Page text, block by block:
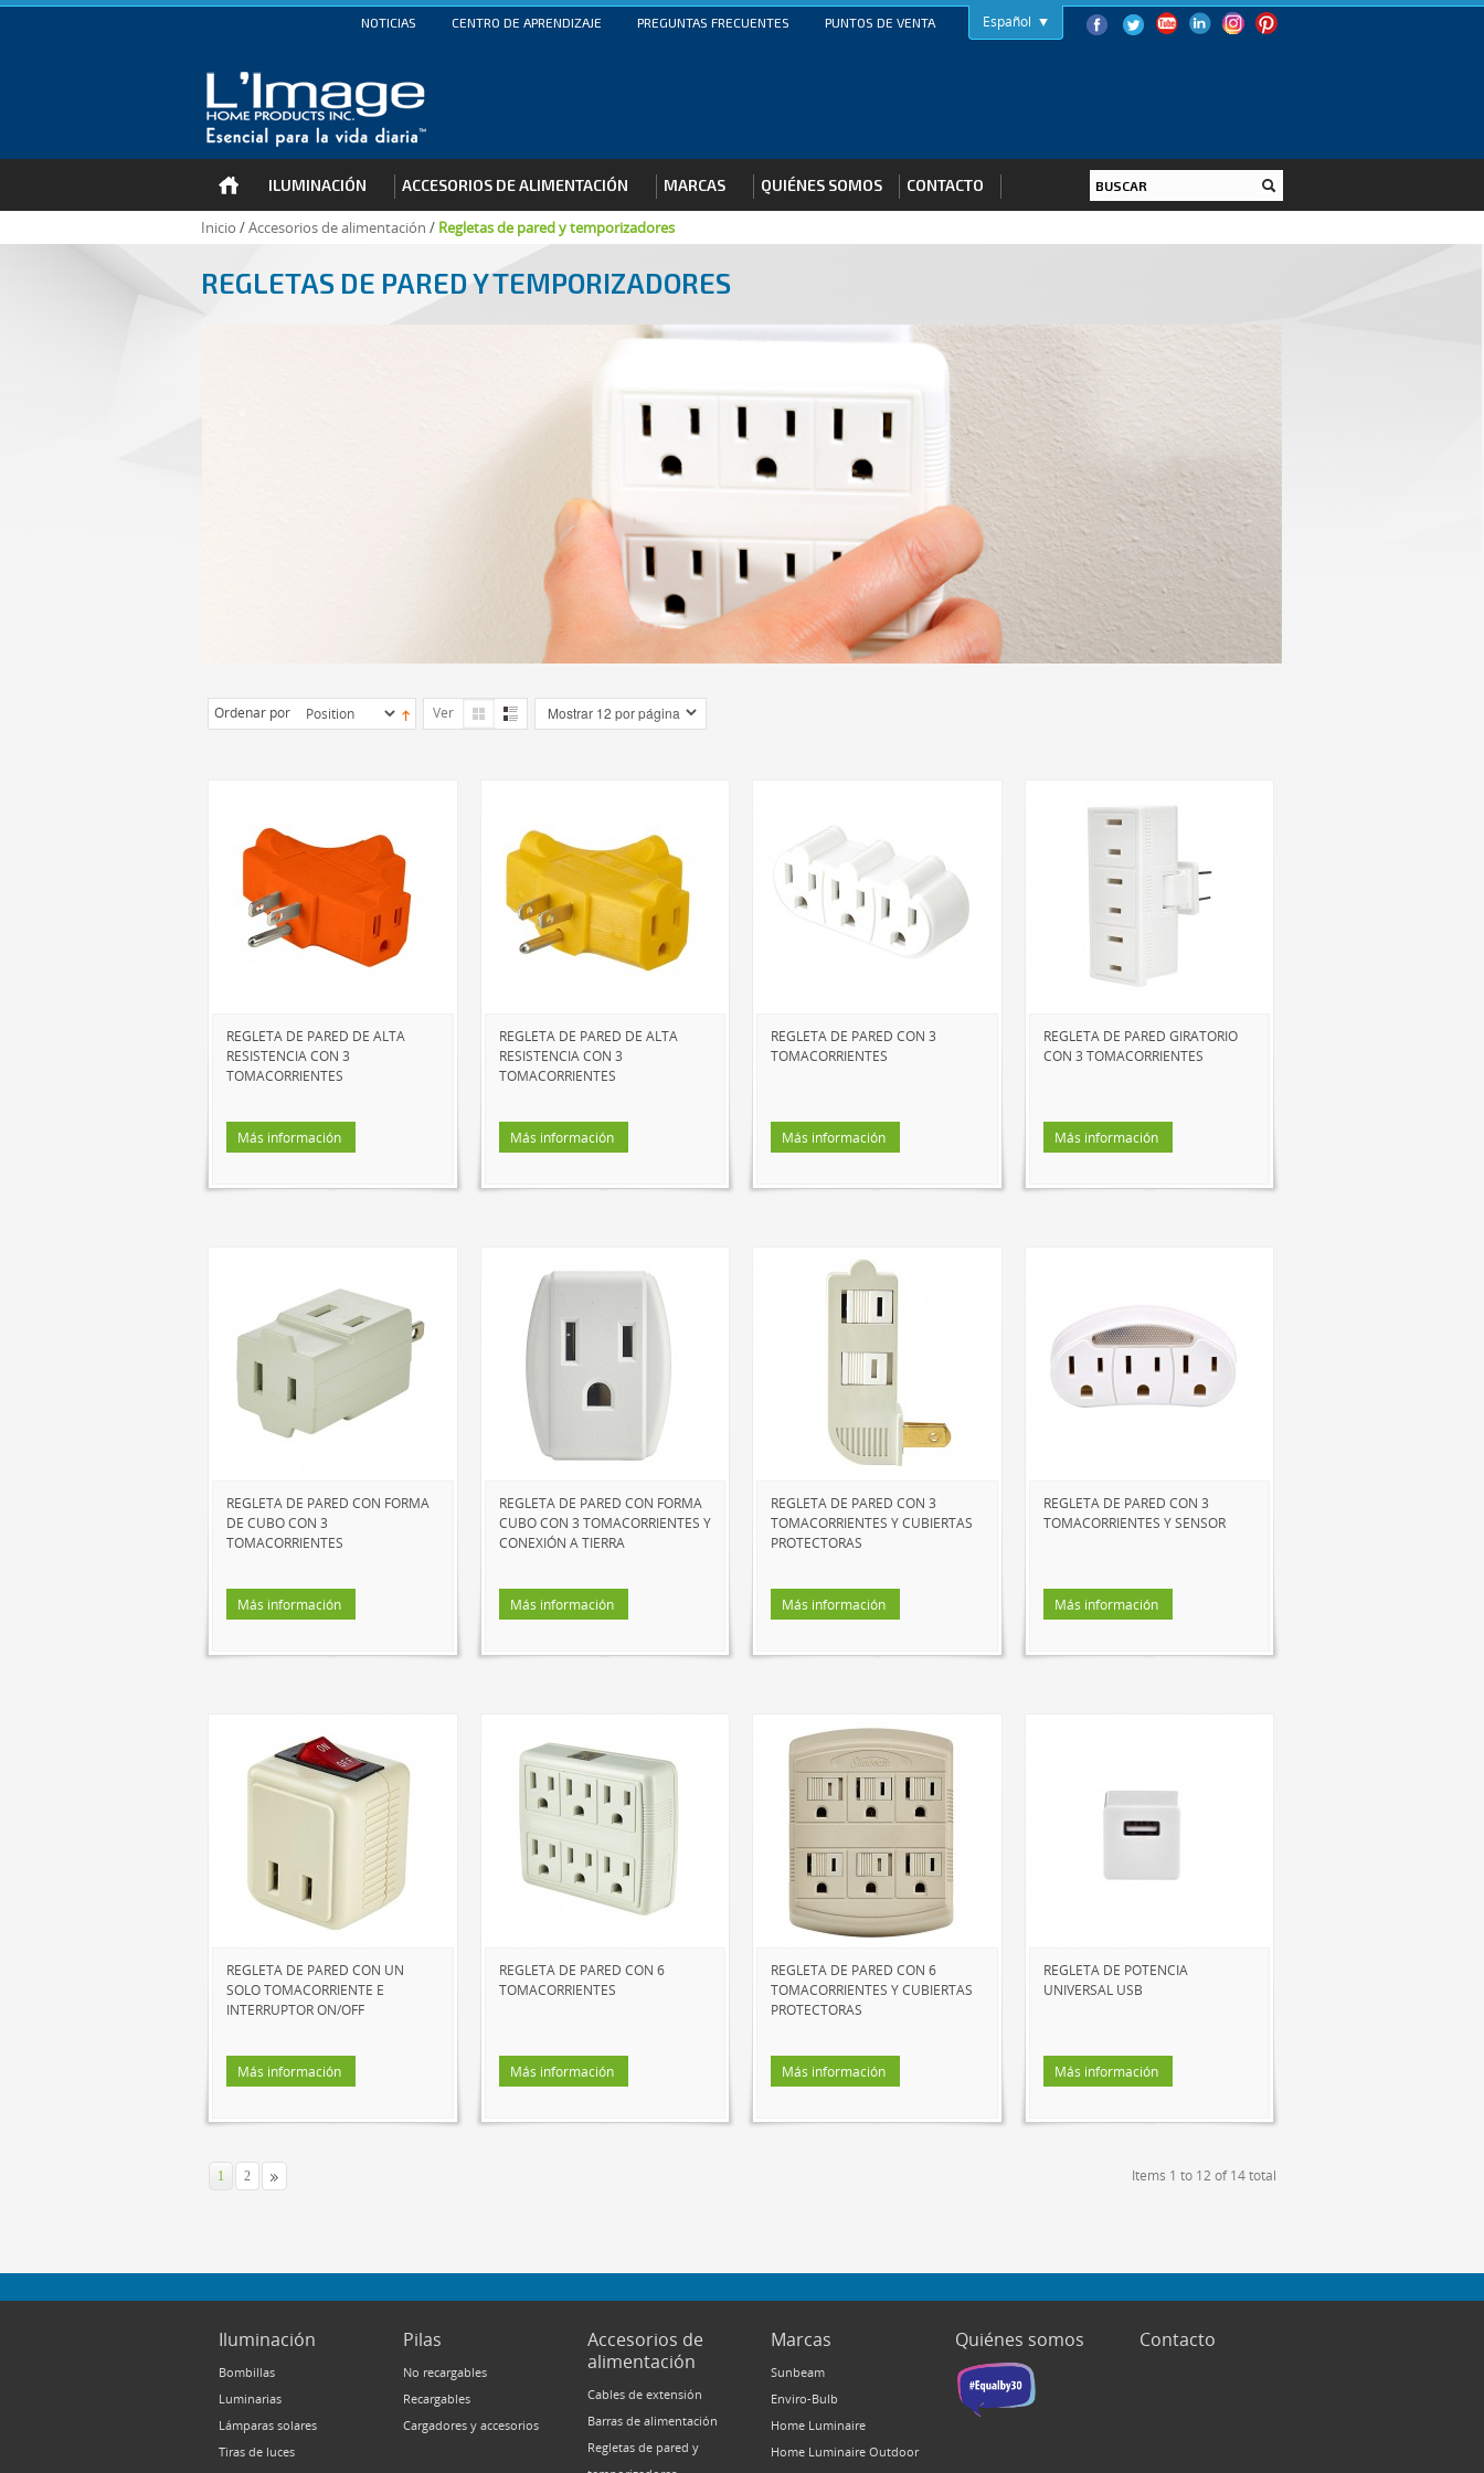
Español
NOTICIAS CENTRO DE APRENDIZAJE PREGUNTAS FRECUENTES PUNTOS DE VENTA
ILUMINACIÓN ACCESORIOS DE ALIMENTACIÓN MARCAS QUIÉNES SOMOS CONTACTO
Inicio /Accesorios de alimentación / Regletas de pared y temporizadores
REGLETAS DE PARED Y TEMPORIZADORES
Ordenar por Ver
REGLETA DE PARED DE ALTA
RESISTENCIA CON 3
TOMACORRIENTES
Más información
REGLETA DE PARED DE ALTA
RESISTENCIA CON 3
TOMACORRIENTES
Más información
REGLETA DE PARED CON 3
TOMACORRIENTES
Más información
REGLETA DE PARED GIRATORIO
CON 3 TOMACORRIENTES
Más información
REGLETA DE PARED CON FORMA
DE CUBO CON 3
TOMACORRIENTES
Más información
REGLETA DE PARED CON FORMA
CUBO CON 3 TOMACORRIENTES Y
CONEXIÓN A TIERRA
Más información
REGLETA DE PARED CON 3
TOMACORRIENTES Y CUBIERTAS
PROTECTORAS
Más información
REGLETA DE PARED CON 3
TOMACORRIENTES Y SENSOR
Más información
REGLETA DE PARED CON UN
SOLO TOMACORRIENTE E
INTERRUPTOR ON/OFF
Más información
REGLETA DE PARED CON 6
TOMACORRIENTES
Más información
REGLETA DE PARED CON 6
TOMACORRIENTES Y CUBIERTAS
PROTECTORAS
Más información
REGLETA DE POTENCIA
UNIVERSAL USB
Más información
Items 1 to 12 of 14 total
1 2
Iluminación
Bombillas
Luminarias
Lámparas solares
Tiras de luces
Pilas
No recargables
Recargables
Cargadores y accesorios
Accesorios de
alimentación
Cables de extensión
Barras de alimentación
Regletas de pared y
Marcas
Sunbeam
Enviro-Bulb
Home Luminaire
Home Luminaire Outdoor
Quiénes somos Contacto